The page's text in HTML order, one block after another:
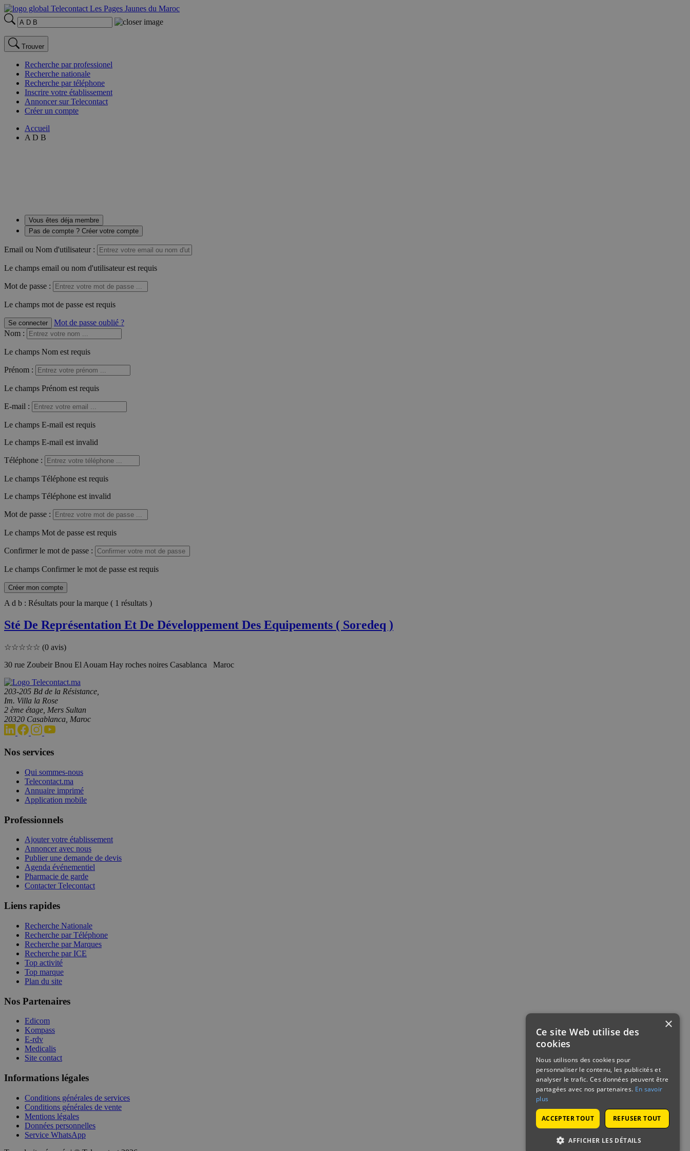
Trouver
Recherche par professionel
Recherche nationale
Recherche par téléphone
Inscrire votre établissement
Annoncer sur Telecontact
Créer un compte
Accueil
A D B
Vous êtes déja membre
Pas de compte ? Créer votre compte
Email ou Nom d'utilisateur :
Le champs email ou nom d'utilisateur est requis
Mot de passe :
Le champs mot de passe est requis
Se connecter
Mot de passe oublié ?
Nom :
Le champs Nom est requis
Prénom :
Le champs Prénom est requis
E-mail :
Le champs E-mail est requis
Le champs E-mail est invalid
Téléphone :
Le champs Téléphone est requis
Le champs Téléphone est invalid
Mot de passe :
Le champs Mot de passe est requis
Confirmer le mot de passe :
Le champs Confirmer le mot de passe est requis
Créer mon compte
A d b : Résultats pour la marque ( 1 résultats )
Sté De Représentation Et De Développement Des Equipements ( Soredeq )
☆☆☆☆☆ (0 avis)
30 rue Zoubeir Bnou El Aouam Hay roches noires Casablanca Maroc
203-205 Bd de la Résistance,
Im. Villa la Rose
2 ème étage, Mers Sultan
20320 Casablanca, Maroc
Nos services
Qui sommes-nous
Telecontact.ma
Annuaire imprimé
Application mobile
Professionnels
Ajouter votre établissement
Annoncer avec nous
Publier une demande de devis
Agenda événementiel
Pharmacie de garde
Contacter Telecontact
Liens rapides
Recherche Nationale
Recherche par Téléphone
Recherche par Marques
Recherche par ICE
Top activité
Top marque
Plan du site
Nos Partenaires
Edicom
Kompass
E-rdv
Medicalis
Site contact
Informations légales
Conditions générales de services
Conditions générales de vente
Mentions légales
Données personnelles
Service WhatsApp
×
Ce site Web utilise des
cookies
Nous utilisons des cookies pour
personnaliser le contenu, les publicités et
analyser le trafic. Ces données peuvent être
partagées avec nos partenaires. En savoir
plus
ACCEPTER TOUT REFUSER TOUT
AFFICHER LES DÉTAILS